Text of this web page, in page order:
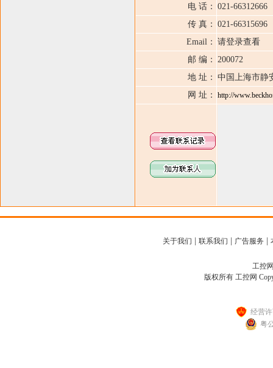
电 话： 021-66312666
传 真： 021-66315696
Email： 请登录查看
邮 编： 200072
地 址： 中国上海市静
网 址：
http://
关于我们 联系我们 广告服务
工控
版权所有 工控网
经营
粤